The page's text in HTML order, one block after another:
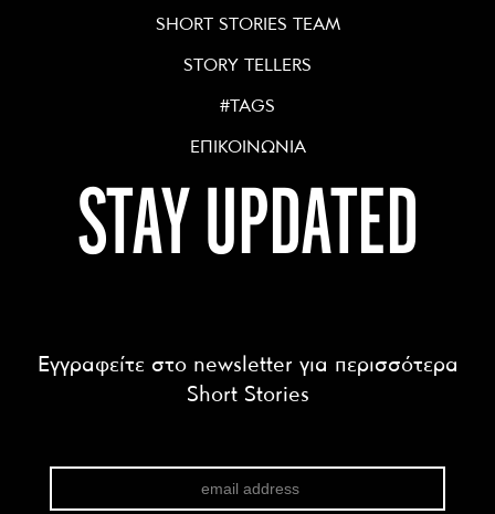
SHORT STORIES TEAM
STORY TELLERS
#TAGS
ΕΠΙΚΟΙΝΩΝΙΑ
STAY UPDATED
Εγγραφείτε στο newsletter για περισσότερα
Short Stories